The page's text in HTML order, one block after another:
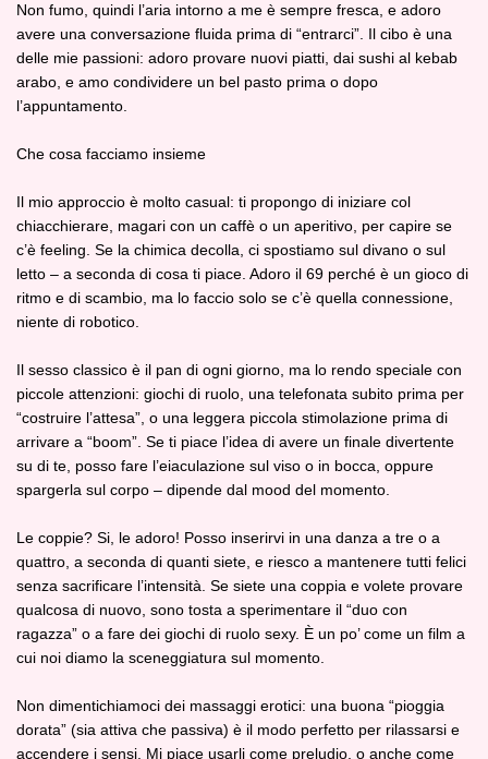
Non fumo, quindi l’aria intorno a me è sempre fresca, e adoro
avere una conversazione fluida prima di “entrarci”. Il cibo è una
delle mie passioni: adoro provare nuovi piatti, dai sushi al kebab
arabo, e amo condividere un bel pasto prima o dopo
l’appuntamento.
Che cosa facciamo insieme
Il mio approccio è molto casual: ti propongo di iniziare col
chiacchierare, magari con un caffè o un aperitivo, per capire se
c’è feeling. Se la chimica decolla, ci spostiamo sul divano o sul
letto – a seconda di cosa ti piace. Adoro il 69 perché è un gioco di
ritmo e di scambio, ma lo faccio solo se c’è quella connessione,
niente di robotico.
Il sesso classico è il pan di ogni giorno, ma lo rendo speciale con
piccole attenzioni: giochi di ruolo, una telefonata subito prima per
“costruire l’attesa”, o una leggera piccola stimolazione prima di
arrivare a “boom”. Se ti piace l’idea di avere un finale divertente
su di te, posso fare l’eiaculazione sul viso o in bocca, oppure
spargerla sul corpo – dipende dal mood del momento.
Le coppie? Si, le adoro! Posso inserirvi in una danza a tre o a
quattro, a seconda di quanti siete, e riesco a mantenere tutti felici
senza sacrificare l’intensità. Se siete una coppia e volete provare
qualcosa di nuovo, sono tosta a sperimentare il “duo con
ragazza” o a fare dei giochi di ruolo sexy. È un po’ come un film a
cui noi diamo la sceneggiatura sul momento.
Non dimentichiamoci dei massaggi erotici: una buona “pioggia
dorata” (sia attiva che passiva) è il modo perfetto per rilassarsi e
accendere i sensi. Mi piace usarli come preludio, o anche come